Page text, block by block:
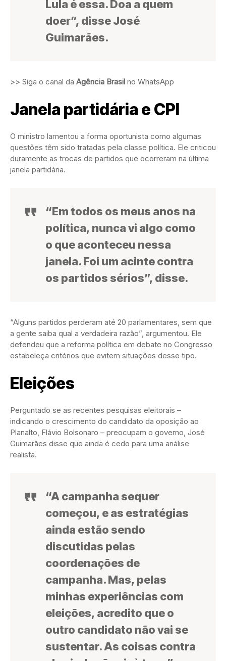
Lula é essa. Doa a quem
doer”, disse José
Guimarães.
>> Siga o canal da Agência Brasil no WhatsApp
Janela partidária e CPI
O ministro lamentou a forma oportunista como algumas
questões têm sido tratadas pela classe política. Ele criticou
duramente as trocas de partidos que ocorreram na última
janela partidária.
“Em todos os meus anos na
política, nunca vi algo como
o que aconteceu nessa
janela. Foi um acinte contra
os partidos sérios”, disse.
“Alguns partidos perderam até 20 parlamentares, sem que
a gente saiba qual a verdadeira razão”, argumentou. Ele
defendeu que a reforma política em debate no Congresso
estabeleça critérios que evitem situações desse tipo.
Eleições
Perguntado se as recentes pesquisas eleitorais –
indicando o crescimento do candidato da oposição ao
Planalto, Flávio Bolsonaro – preocupam o governo, José
Guimarães disse que ainda é cedo para uma análise
realista.
“A campanha sequer
começou, e as estratégias
ainda estão sendo
discutidas pelas
coordenações de
campanha. Mas, pelas
minhas experiências com
eleições, acredito que o
outro candidato não vai se
sustentar. As coisas contra